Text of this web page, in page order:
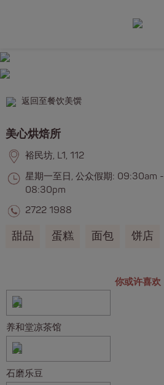
返回至餐饮美馔
美心烘焙所
裕民坊, L1, 112
星期一至日, 公众假期: 09:30am -
08:30pm
2722 1988
甜品 蛋糕 面包 饼店
你或许喜欢
养和堂凉茶馆
石磨乐豆